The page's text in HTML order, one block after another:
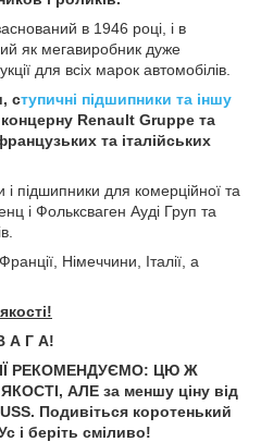
в 1946 році, і в
як мегавиробник дуже
для всіх марок автомобілів.
ступичні підшипники та іншу
Renault Gruppe та
та італійських
підшипники для комерційної та
і Фольксваген Ауді Груп та
Німеччини, Італії, а
А Г А!
РЕКОМЕНДУЄМО: ЦЮ Ж
АЛЕ за меншу ціну від
Подивіться коротенький
і беріть сміливо!